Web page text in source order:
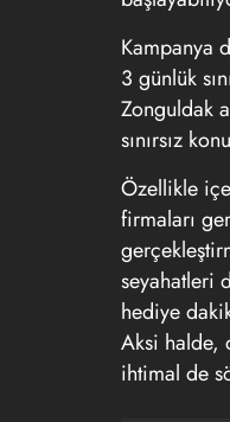
Kampanya
3 günlük
Zonguldak
sınırsız
Özellikle
firmaları
seyahatleri
hediye
Aksi halde,
ihtimal de